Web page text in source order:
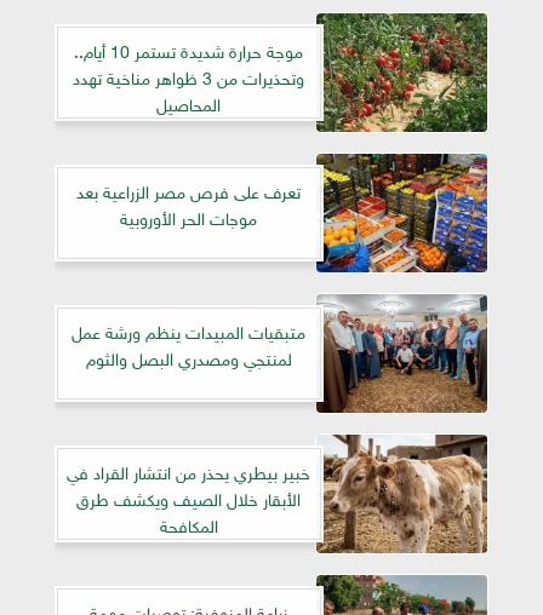
موجة حرارة شديدة تستمر 10 أيام..
وتحذيرات من 3 ظواهر مناخية تهدد
المحاصيل
تعرف على فرص مصر الزراعية بعد
موجات الحر الأوروبية
متبقيات المبيدات ينظم ورشة عمل
لمنتجي ومصدري البصل والثوم
خبير بيطري يحذر من انتشار القراد في
الأبقار خلال الصيف ويكشف طرق
المكافحة